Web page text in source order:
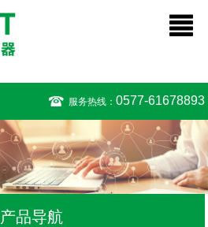
服务热线： 0577-61678893
产品导航